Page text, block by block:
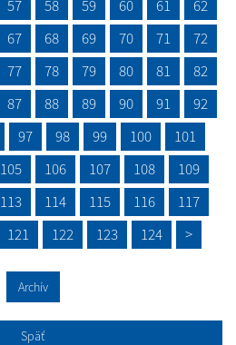
57 58 59 60 61
62
67 68 69 70 71
72
77 78 79 80 81
82
87 88 89 90 91
92
97 98 99 100
101
105 106 107 108
109
113 114 115 116
117
121 122 123 124 >
Archív
Späť